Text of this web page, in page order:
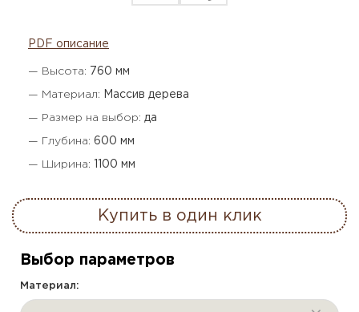
PDF описание
— Высота: 760 мм
— Материал: Массив дерева
— Размер на выбор: да
— Глубина: 600 мм
— Ширина: 1100 мм
Купить в один клик
Выбор параметров
Материал: